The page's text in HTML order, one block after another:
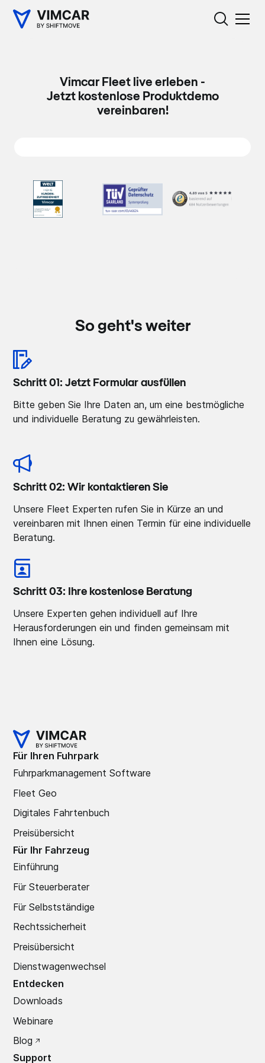
Vimcar Fleet live erleben -
Jetzt kostenlose Produktdemo
vereinbaren!
So geht's weiter
Schritt 01: Jetzt Formular ausfüllen
Bitte geben Sie Ihre Daten an, um eine bestmögliche
und individuelle Beratung zu gewährleisten.
Schritt 02: Wir kontaktieren Sie
Unsere Fleet Experten rufen Sie in Kürze an und
vereinbaren mit Ihnen einen Termin für eine individuelle
Beratung.
Schritt 03: Ihre kostenlose Beratung
Unsere Experten gehen individuell auf Ihre
Herausforderungen ein und finden gemeinsam mit
Ihnen eine Lösung.
Für Ihren Fuhrpark
Fuhrparkmanagement Software
Fleet Geo
Digitales Fahrtenbuch
Preisübersicht
Für Ihr Fahrzeug
Einführung
Für Steuerberater
Für Selbstständige
Rechtssicherheit
Preisübersicht
Dienstwagenwechsel
Entdecken
Downloads
Webinare
Blog
Support